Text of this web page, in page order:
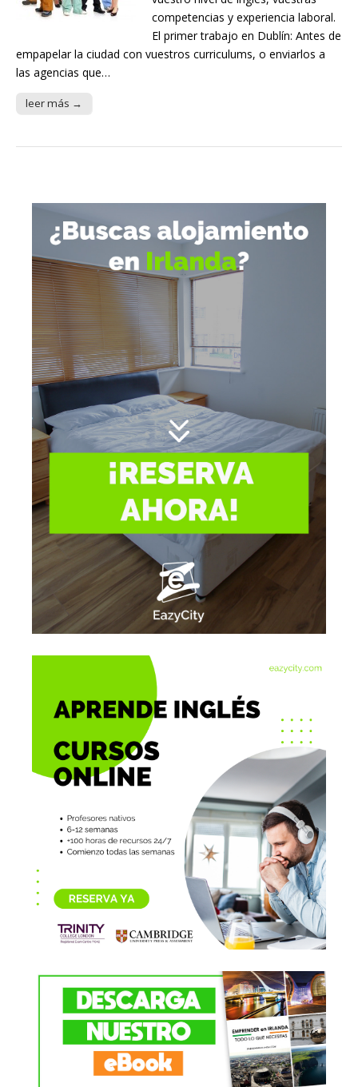
competencias y experiencia laboral.
El primer trabajo en Dublín: Antes de
empapelar la ciudad con vuestros curriculums, o enviarlos a
las agencias que…
leer más →